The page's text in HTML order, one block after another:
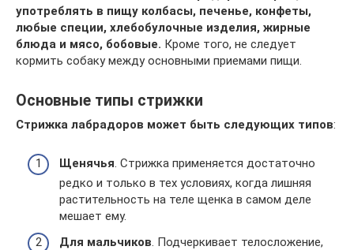
употреблять в пищу колбасы, печенье, конфеты,
любые специи, хлебобулочные изделия, жирные
блюда и мясо, бобовые. Кроме того, не следует
кормить собаку между основными приемами пищи.
Основные типы стрижки
Стрижка лабрадоров может быть следующих типов:
Щенячья . Стрижка применяется достаточно
редко и только в тех условиях, когда лишняя
растительность на теле щенка в самом деле
мешает ему.
Для мальчиков. Подчеркивает телосложение,